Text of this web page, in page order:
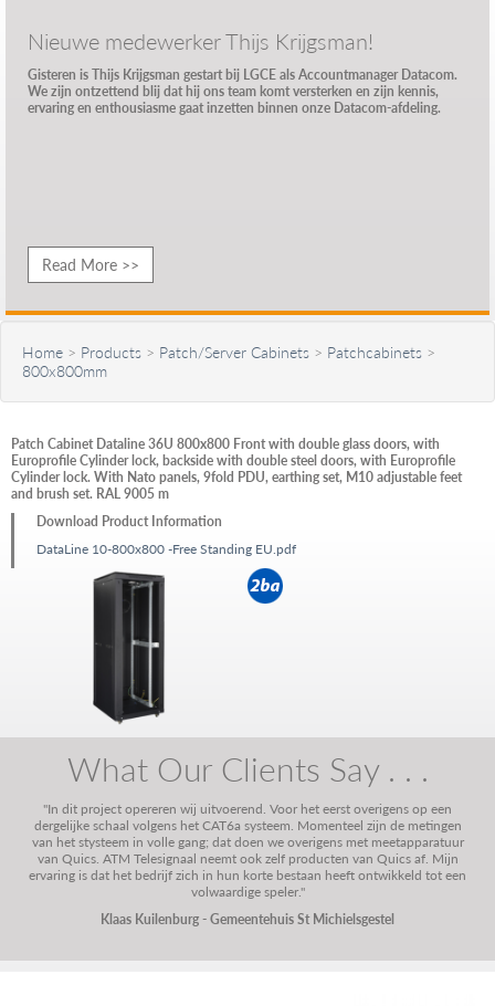
Nieuwe medewerker Thijs Krijgsman!
Gisteren is Thijs Krijgsman gestart bij LGCE als Accountmanager Datacom.
We zijn ontzettend blij dat hij ons team komt versterken en zijn kennis,
ervaring en enthousiasme gaat inzetten binnen onze Datacom-afdeling.
Read More >>
Home > Products > Patch/Server Cabinets > Patchcabinets >
800x800mm
Patch Cabinet Dataline 36U 800x800 Front with double glass doors, with
Europrofile Cylinder lock, backside with double steel doors, with Europrofile
Cylinder lock. With Nato panels, 9fold PDU, earthing set, M10 adjustable feet
and brush set. RAL 9005 m
Download Product Information
DataLine 10-800x800 -Free Standing EU.pdf
What Our Clients Say . . .
"In dit project opereren wij uitvoerend. Voor het eerst overigens op een
dergelijke schaal volgens het CAT6a systeem. Momenteel zijn de metingen
van het stysteem in volle gang; dat doen we overigens met meetapparatuur
van Quics. ATM Telesignaal neemt ook zelf producten van Quics af. Mijn
ervaring is dat het bedrijf zich in hun korte bestaan heeft ontwikkeld tot een
volwaardige speler."
Klaas Kuilenburg - Gemeentehuis St Michielsgestel